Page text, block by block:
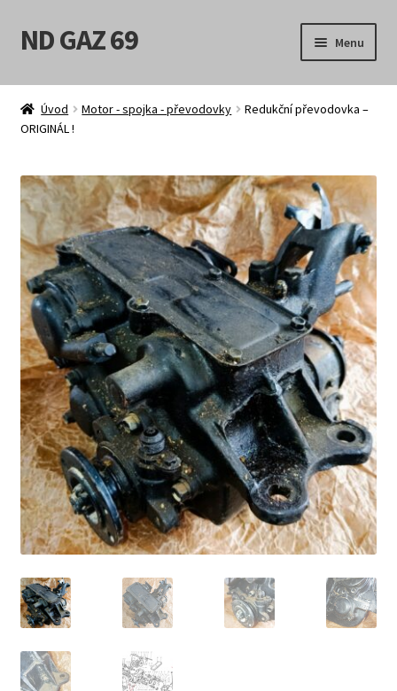
Přeskočit
na
Přejít
k
webu
ND GAZ 69 Menu
Úvodní stránka
Můj účet
Obchod
Košík
Pokladna
Možnosti doručení
Obchodní podmínky
Prodávající – kontaktní informace
Způsoby úhrady
O nás
Úvod Motor - spojka - převodovky
Redukční převodovka –
ORIGINÁL !